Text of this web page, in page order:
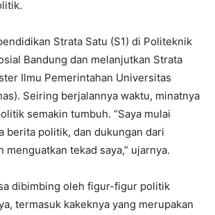
Strata Satu (S1) di Politeknik
Bandung dan melanjutkan Strata
Ilmu Pemerintahan Universitas
Seiring berjalannya waktu, minatnya
semakin tumbuh. “Saya mulai
berita politik, dan dukungan dari
menguatkan tekad saya,” ujarnya.
dibimbing oleh figur-figur politik
termasuk kakeknya yang merupakan